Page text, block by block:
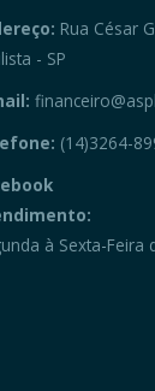
Rua César
- SP
(14)3264-
à Sexta-Feira